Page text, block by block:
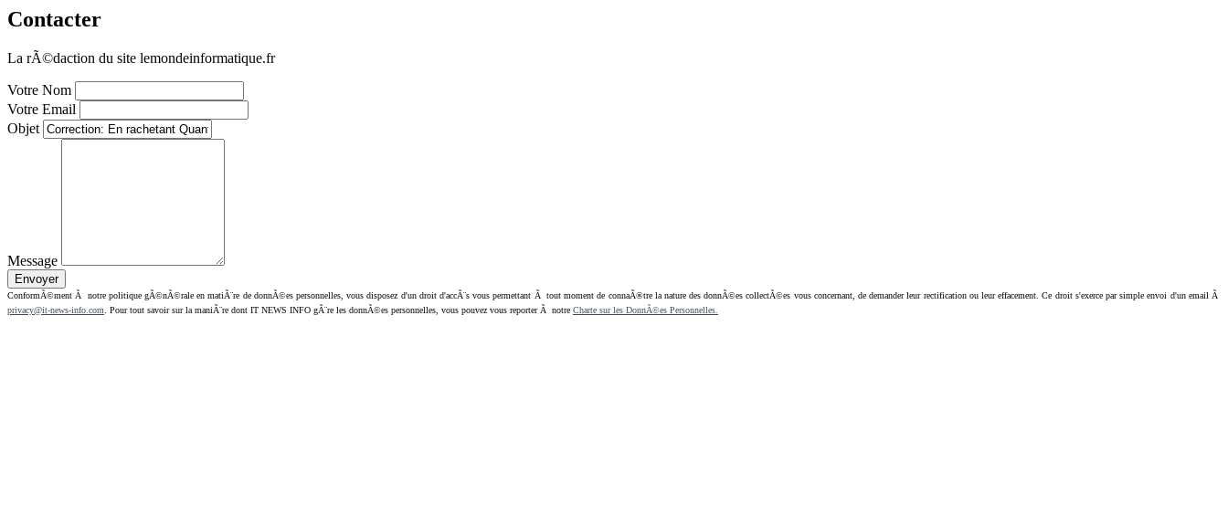
Contacter
La rÃ©daction du site lemondeinformatique.fr
Votre Nom
Votre Email
Objet
Message
ConformÃ©ment Ã notre politique gÃ©nÃ©rale en matiÃ¨re de donnÃ©es personnelles, vous disposez d'un droit d'accÃ¨s vous permettant Ã tout moment de connaÃ®tre la nature des donnÃ©es collectÃ©es vous concernant, de demander leur rectification ou leur effacement. Ce droit s'exerce par simple envoi d'un email Ã
privacy@it-news-info.com . Pour tout savoir sur la maniÃ¨re dont IT NEWS INFO gÃ¨re les donnÃ©es personnelles, vous pouvez vous reporter Ã notre Charte sur les DonnÃ©es Personnelles.